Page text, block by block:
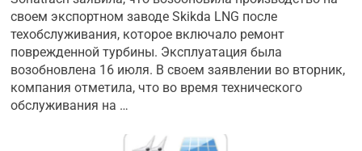
своем экспортном заводе Skikda LNG после
техобслуживания, которое включало ремонт
поврежденной турбины. Эксплуатация была
возобновлена 16 июля. В своем заявлении во вторник,
компания отметила, что во время технического
обслуживания на …